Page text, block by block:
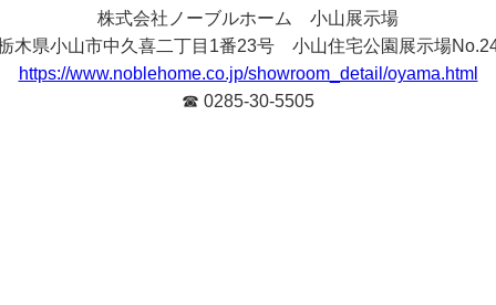
株式会社ノーブルホーム 小山展示場
木県小山市中久喜二丁目1番23号 小山住宅公園展示場
https://www.noblehome.co.jp/showroom_detail/oyama.html
☎ 0285-30-5505